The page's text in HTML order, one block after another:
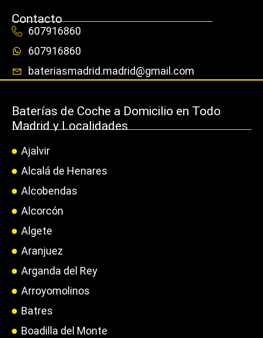
Contacto
607916860
607916860
bateriasmadrid.madrid@gmail.com
Baterías de Coche a Domicilio en Todo
Madrid y Localidades
Ajalvir
Alcalá de Henares
Alcobendas
Alcorcón
Algete
Aranjuez
Arganda del Rey
Arroyomolinos
Batres
Boadilla del Monte